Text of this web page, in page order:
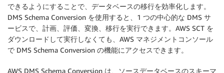
できるようにすることで、データベースの移行を効率化します。
DMS Schema Conversion を使用すると、1 つの中心的な DMS サ
ービスで、計画、評価、変換、移行を実行できます。AWS SCT を
ダウンロードして実行しなくても、AWS マネジメントコンソール
で DMS Schema Conversion の機能にアクセスできます。
AWS DMS Schema Conversion は、ソースデータベースのスキーマ